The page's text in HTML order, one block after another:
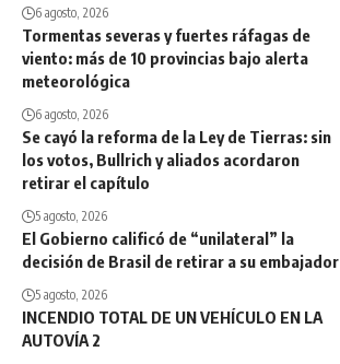
6 agosto, 2026
Tormentas severas y fuertes ráfagas de
viento: más de 10 provincias bajo alerta
meteorológica
6 agosto, 2026
Se cayó la reforma de la Ley de Tierras: sin
los votos, Bullrich y aliados acordaron
retirar el capítulo
5 agosto, 2026
El Gobierno calificó de “unilateral” la
decisión de Brasil de retirar a su embajador
5 agosto, 2026
INCENDIO TOTAL DE UN VEHÍCULO EN LA
AUTOVÍA 2